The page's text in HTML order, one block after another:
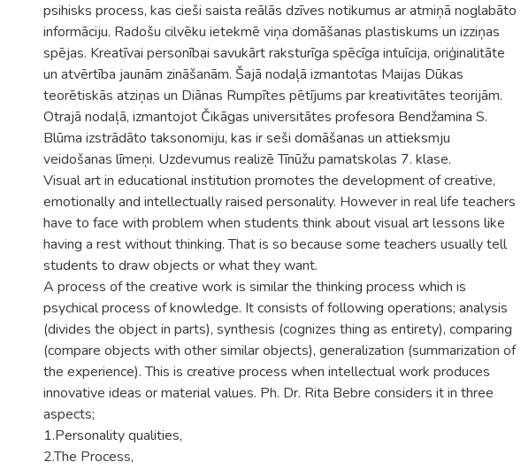
psihisks process, kas cieši saista reālās dzīves notikumus ar atmiņā noglabāto
informāciju. Radošu cilvēku ietekmē viņa domāšanas plastiskums un izziņas
spējas. Kreatīvai personībai savukārt raksturīga spēcīga intuīcija, oriģinalitāte
un atvērtība jaunām zināšanām. Šajā nodaļā izmantotas Maijas Dūkas
teorētiskās atziņas un Diānas Rumpītes pētījums par kreativitātes teorijām.
Otrajā nodaļā, izmantojot Čikāgas universitātes profesora Bendžamina S.
Blūma izstrādāto taksonomiju, kas ir seši domāšanas un attieksmju
veidošanas līmeņi. Uzdevumus realizē Tīnūžu pamatskolas 7. klase.
Visual art in educational institution promotes the development of creative,
emotionally and intellectually raised personality. However in real life teachers
have to face with problem when students think about visual art lessons like
having a rest without thinking. That is so because some teachers usually tell
students to draw objects or what they want.
A process of the creative work is similar the thinking process which is
psychical process of knowledge. It consists of following operations; analysis
(divides the object in parts), synthesis (cognizes thing as entirety), comparing
(compare objects with other similar objects), generalization (summarization of
the experience). This is creative process when intellectual work produces
innovative ideas or material values. Ph. Dr. Rita Bebre considers it in three
aspects;
1.Personality qualities,
2.The Process,